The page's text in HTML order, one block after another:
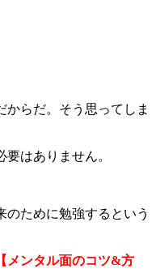
からだ。そう思ってしま
はありません。
のために勉強するという
【メンタル面のコツ&方